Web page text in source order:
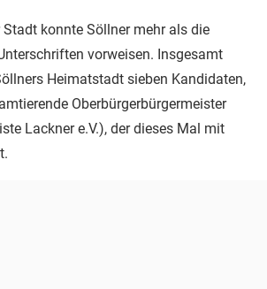
konnte Söllner mehr als die
vorweisen. Insgesamt
Heimatstadt sieben Kandidaten,
Oberbürgerbürgermeister
Lackner e.V.), der dieses Mal mit